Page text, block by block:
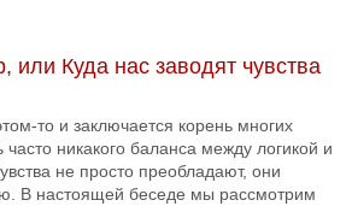
или Куда нас заводят чувства
то и заключается корень многих
никакого баланса между логикой и
не просто преобладают, они
В настоящей беседе мы рассмотрим